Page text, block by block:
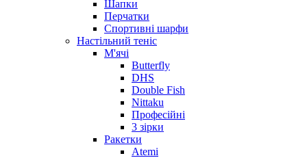
Шапки
Перчатки
Спортивні шарфи
Настільний теніс
М'ячі
Butterfly
DHS
Double Fish
Nittaku
Професійні
3 зірки
Ракетки
Atemi